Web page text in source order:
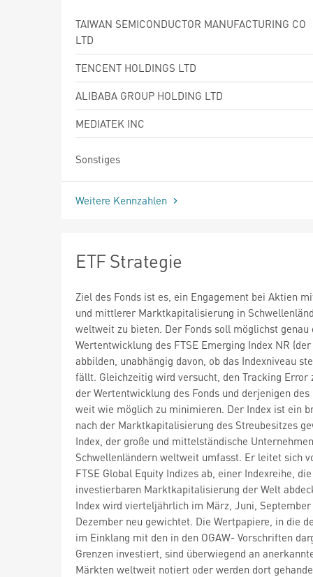
TAIWAN SEMICONDUCTOR MANUFACTURING CO
LTD
TENCENT HOLDINGS LTD
ALIBABA GROUP HOLDING LTD
MEDIATEK INC
Sonstiges
Weitere Kennzahlen
ETF Strategie
Ziel des Fonds ist es, ein Engagement bei Aktien
und mittlerer Marktkapitalisierung in
weltweit zu bieten. Der Fonds soll möglichst genau
Wertentwicklung des FTSE Emerging Index NR
abbilden, unabhängig davon, ob das Indexniveau
fällt. Gleichzeitig wird versucht, den Tracking Error
der Wertentwicklung des Fonds und derjenigen des
weit wie möglich zu minimieren. Der Index ist ein
nach der Marktkapitalisierung des Streubesitzes
Index, der große und mittelständische
Schwellenländern weltweit umfasst. Er leitet sich
FTSE Global Equity Indizes ab, einer Indexreihe,
investierbaren Marktkapitalisierung der Welt
Index wird vierteljährlich im März, Juni, September
Dezember neu gewichtet. Die Wertpapiere, in die
im Einklang mit den in den OGAW- Vorschriften
Grenzen investiert, sind überwiegend an
Märkten weltweit notiert oder werden dort